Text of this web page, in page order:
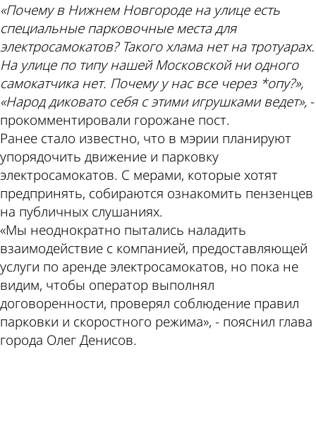
«Почему в Нижнем Новгороде на улице есть
специальные парковочные места для
электросамокатов? Такого хлама нет на тротуарах.
На улице по типу нашей Московской ни одного
самокатчика нет. Почему у нас все через *опу?»,
«Народ диковато себя с этими игрушками ведет»,-
прокомментировали горожане пост.
Ранее стало известно, что в мэрии планируют
упорядочить движение и парковку
электросамокатов. С мерами, которые хотят
предпринять, собираются ознакомить пензенцев
на публичных слушаниях.
«Мы неоднократно пытались наладить
взаимодействие с компанией, предоставляющей
услуги по аренде электросамокатов, но пока не
видим, чтобы оператор выполнял
договоренности, проверял соблюдение правил
парковки и скоростного режима», - пояснил глава
города Олег Денисов.